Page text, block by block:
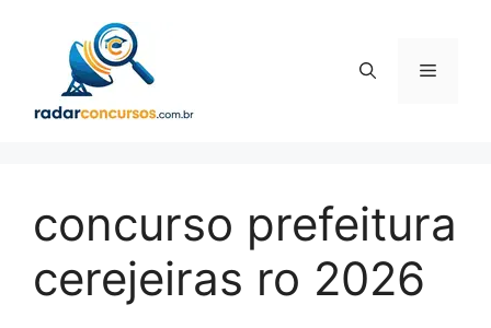
conteúdo
Menu
concurso prefeitura
cerejeiras ro 2026